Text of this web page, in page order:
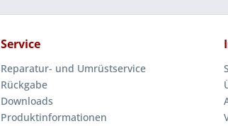
Service
Reparatur- und Umrüstservice
Rückgabe
Downloads
Produktinformationen